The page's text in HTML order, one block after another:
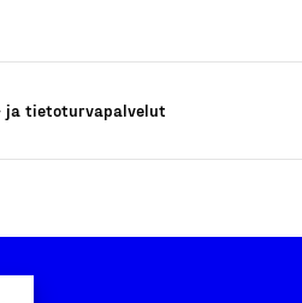
ja tietoturvapalvelut